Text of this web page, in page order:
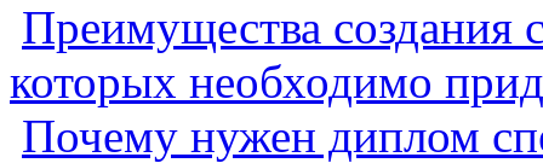
Преимущества создания
которых необходимо
Почему нужен диплом